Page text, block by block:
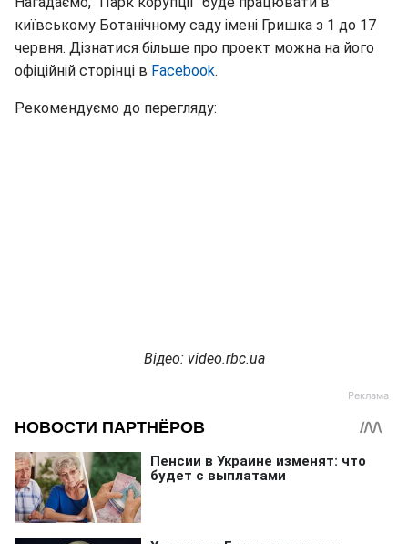
київському Ботанічному саду імені Гришка з 1 до 17
червня. Дізнатися більше про проект можна на його
офіційній сторінці в Facebook.
Рекомендуємо до перегляду:
Відео: video.rbc.ua